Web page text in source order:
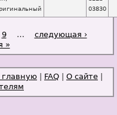
03830
9 …
следующая ›
»
главную FAQ О сайте